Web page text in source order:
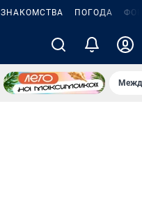
ЗНАКОМСТВА ПОГОДА